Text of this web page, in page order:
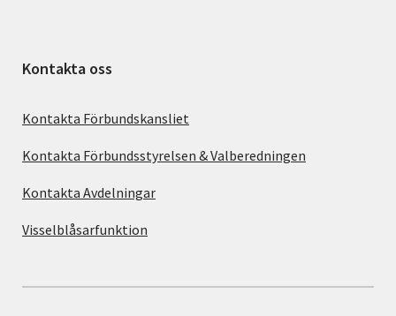
Kontakta oss
Kontakta Förbundskansliet
Kontakta Förbundsstyrelsen & Valberedningen
Kontakta Avdelningar
Visselblåsarfunktion